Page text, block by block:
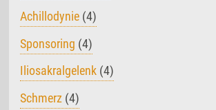
Achillodynie (4)
Sponsoring (4)
Iliosakralgelenk (4)
Schmerz (4)